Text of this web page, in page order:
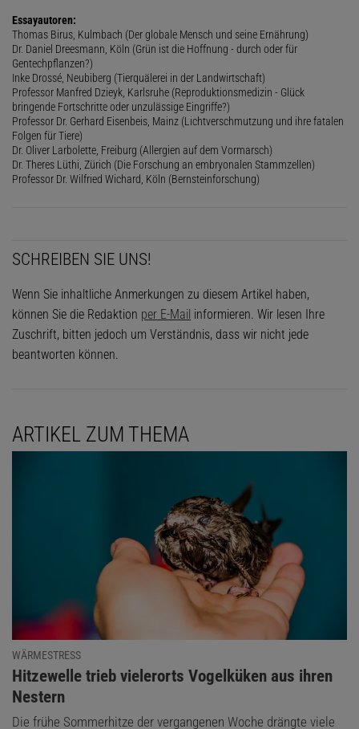
Essayautoren:
Thomas Birus, Kulmbach (Der globale Mensch und seine Ernährung)
Dr. Daniel Dreesmann, Köln (Grün ist die Hoffnung - durch oder für
Gentechpflanzen?)
Inke Drossé, Neubiberg (Tierquälerei in der Landwirtschaft)
Professor Manfred Dzieyk, Karlsruhe (Reproduktionsmedizin - Glück
bringende Fortschritte oder unzulässige Eingriffe?)
Professor Dr. Gerhard Eisenbeis, Mainz (Lichtverschmutzung und ihre fatalen
Folgen für Tiere)
Dr. Oliver Larbolette, Freiburg (Allergien auf dem Vormarsch)
Dr. Theres Lüthi, Zürich (Die Forschung an embryonalen Stammzellen)
Professor Dr. Wilfried Wichard, Köln (Bernsteinforschung)
SCHREIBEN SIE UNS!
Wenn Sie inhaltliche Anmerkungen zu diesem Artikel haben,
können Sie die Redaktion per E-Mail informieren. Wir lesen Ihre
Zuschrift, bitten jedoch um Verständnis, dass wir nicht jede
beantworten können.
ARTIKEL ZUM THEMA
WÄRMESTRESS
:
Hitzewelle trieb vielerorts Vogelküken aus ihren
Nestern
Die frühe Sommerhitze der vergangenen Woche drängte viele